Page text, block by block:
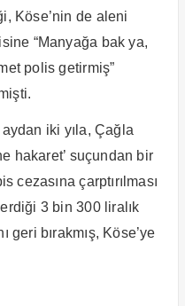
Köse’nin de aleni
“Manyağa bak ya,
polis getirmiş”
aydan iki yıla, Çağla
hakaret’ suçundan bir
cezasına çarptırılması
3 bin 300 liralık
geri bırakmış, Köse’ye